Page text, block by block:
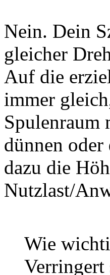
Nein. Dein
gleicher
Auf die
immer
Spulenraum
dünnen
dazu die
Nutzlast/
Wie